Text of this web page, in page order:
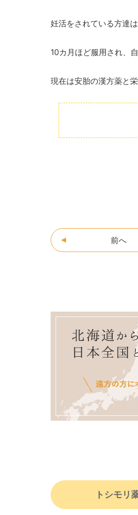
妊活をされている方達
10カ月ほど服用され、
現在は安胎の漢方薬と栄
前へ
トシモリ